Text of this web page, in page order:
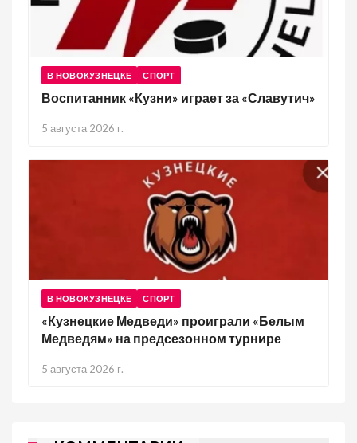
В НОВОКУЗНЕЦКЕ СПОРТ
Воспитанник «Кузни» играет за «Славутич»
5 августа 2026 г.
В НОВОКУЗНЕЦКЕ СПОРТ
«Кузнецкие Медведи» проиграли «Белым
Медведям» на предсезонном турнире
5 августа 2026 г.